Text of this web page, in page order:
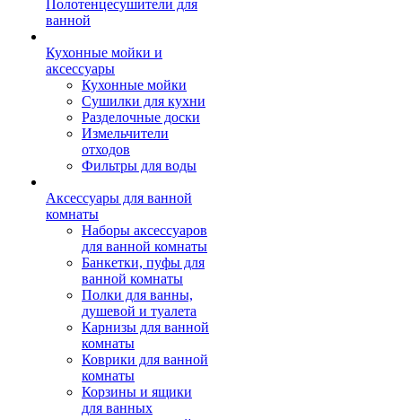
Полотенцесушители для
ванной
Кухонные мойки и
аксессуары
Кухонные мойки
Сушилки для кухни
Разделочные доски
Измельчители
отходов
Фильтры для воды
Аксессуары для ванной
комнаты
Наборы аксессуаров
для ванной комнаты
Банкетки, пуфы для
ванной комнаты
Полки для ванны,
душевой и туалета
Карнизы для ванной
комнаты
Коврики для ванной
комнаты
Корзины и ящики
для ванных